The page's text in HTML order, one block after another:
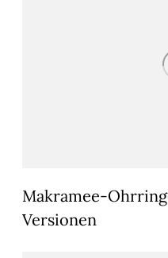
Makramee-
Versionen